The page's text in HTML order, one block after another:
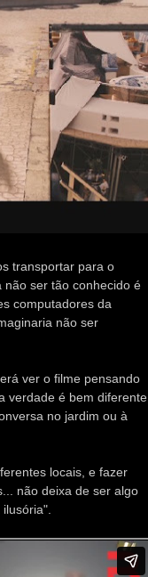
transportar para o
não ser tão conhecido é
computadores da
não ser
ver o filme pensando
verdade é bem diferente,
no jardim ou à
locais, e fazer
não deixa de ser algo